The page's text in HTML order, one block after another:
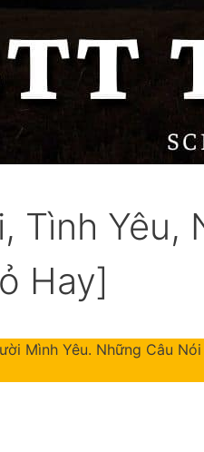
Tình Yêu,
Hay]
Mình Yêu. Những Câu